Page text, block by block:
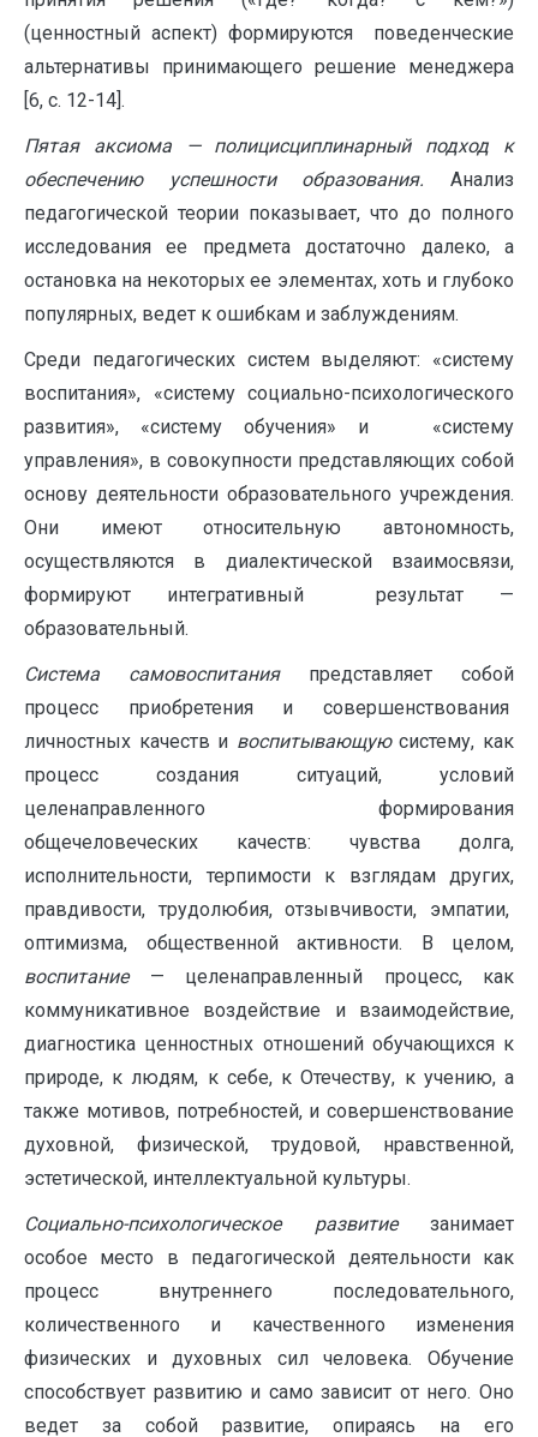
(ценностный аспект) формируются поведенческие
альтернативы принимающего решение менеджера
[6, с. 12-14].
Пятая аксиома — полицисциплинарный подход к
обеспечению успешности образования. Анализ
педагогической теории показывает, что до полного
исследования ее предмета достаточно далеко, а
остановка на некоторых ее элементах, хоть и глубоко
популярных, ведет к ошибкам и заблуждениям.
Среди педагогических систем выделяют: «систему
воспитания», «систему социально-психологического
развития», «систему обучения» и «систему
управления», в совокупности представляющих собой
основу деятельности образовательного учреждения.
Они имеют относительную автономность,
осуществляются в диалектической взаимосвязи,
формируют интегративный результат —
образовательный.
Система
самовоспитанияпредставляет собой
процесс приобретения и совершенствования
личностных качеств и воспитывающуюсистему, как
процесс создания ситуаций, условий
целенаправленного формирования
общечеловеческих качеств: чувства долга,
исполнительности, терпимости к взглядам других,
правдивости, трудолюбия, отзывчивости, эмпатии,
оптимизма, общественной активности. В целом,
воспитание — целенаправленный процесс, как
коммуникативное воздействие и взаимодействие,
диагностика ценностных отношений обучающихся к
природе, к людям, к себе, к Отечеству, к учению, а
также мотивов, потребностей, и совершенствование
духовной, физической, трудовой, нравственной,
эстетической, интеллектуальной культуры.
Социально-психологическое развитиезанимает
особое место в педагогической деятель­ности как
про­цесс внутреннего последовательного,
количественного и каче­ственного изменения
физических и духовных сил человека. Обучение
способствует развитию и само зависит от него. Оно
ведет за собой развитие, опираясь на его